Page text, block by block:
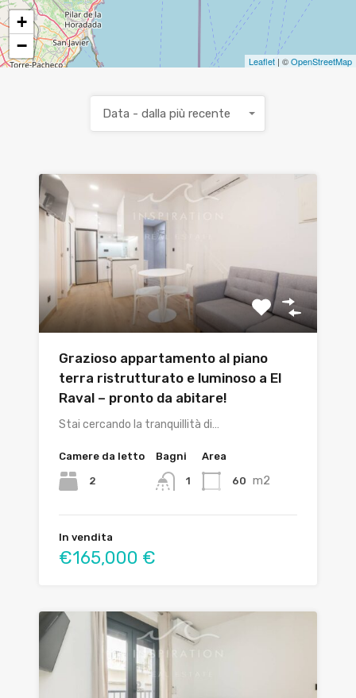
+
−
Leaflet | ©OpenStreetMap
Data - dalla più recente
Grazioso appartamento al piano
terra ristrutturato e luminoso a El
Raval – pronto da abitare!
Stai cercando la tranquillità di…
Camere da letto
2
Bagni
1
Area
60 m2
In vendita
€165,000 €